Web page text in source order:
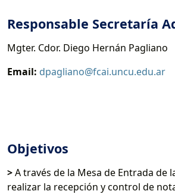
Responsable Secretaría
Mgter. Cdor. Diego Hernán Pagliano
Email: dpagliano@fcai.uncu.edu.ar
Objetivos
>A través de la Mesa de Entrada de
realizar la recepción y control de